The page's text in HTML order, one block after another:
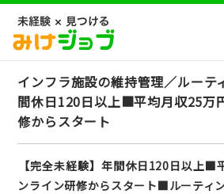
インフラ施設の維持管理／ルー
間休日120日以上■平均月収25万
修からスタート
【完全未経験】年間休日120日以上
ンライン研修からスタート■ルーティ